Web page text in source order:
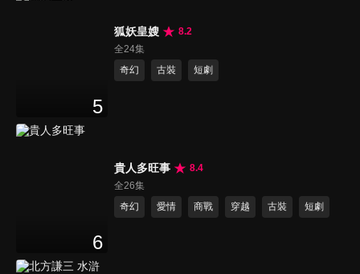
5
狐妖皇嫂
8.2
全24集
奇幻
古裝 短劇
6
貴人多旺事
8.4
全26集
奇幻
愛情 商戰 穿越 古裝 短劇